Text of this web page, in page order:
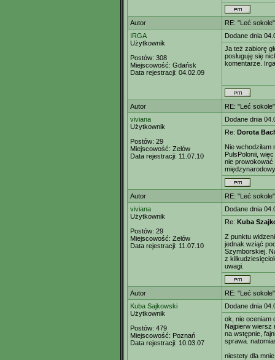
Autor
RE: "Leć
IRGA
Użytkownik
Postów: 308
Miejscowość: Gdańsk
Data rejestracji: 04.02.09
Dodane dnia
Ja też zabiorę
posługuję się
komentarze. Irga
Autor
RE: "Leć
viviana
Użytkownik
Postów: 29
Miejscowość: Zelów
Data rejestracji: 11.07.10
Dodane dnia
Re: Dorota
Nie
PulsPolonii,
nie prowokować
Autor
RE: "Leć
viviana
Użytkownik
Postów: 29
Miejscowość: Zelów
Data rejestracji: 11.07.10
Dodane dnia
Re: Kuba
Z punktu
jednak wziąć
Szymborskiej.
z
uwagi.
Autor
RE: "Leć
Kuba Sajkowski
Użytkownik
Postów: 479
Miejscowość: Poznań
Data rejestracji: 10.03.07
Dodane dnia
ok, nie oceniam
Najpierw wiersz
na wstępnie,
sprawa.
niestety dla